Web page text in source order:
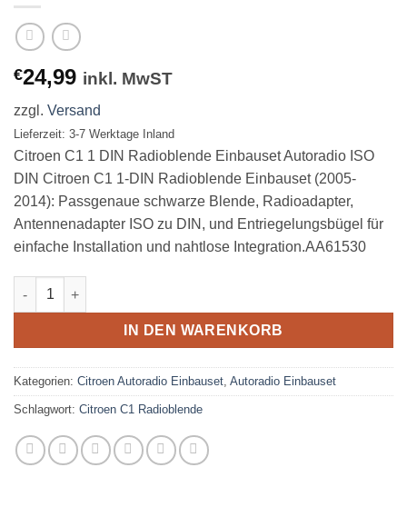
€24,99 inkl. MwST
zzgl. Versand
Lieferzeit: 3-7 Werktage Inland
Citroen C1 1 DIN Radioblende Einbauset Autoradio ISO
DIN Citroen C1 1-DIN Radioblende Einbauset (2005-
2014): Passgenaue schwarze Blende, Radioadapter,
Antennenadapter ISO zu DIN, und Entriegelungsbügel für
einfache Installation und nahtlose Integration.AA61530
Citroen C1 1 DIN Radioblende Einbauset Autoradio ISO DIN
IN DEN WARENKORB
Kategorien: Citroen Autoradio Einbauset, Autoradio Einbauset
Schlagwort: Citroen C1 Radioblende